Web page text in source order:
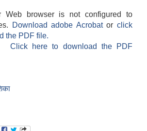
Web browser is not configured to
Download adobe Acrobatorclick
the PDF file.
Click here to download the PDF